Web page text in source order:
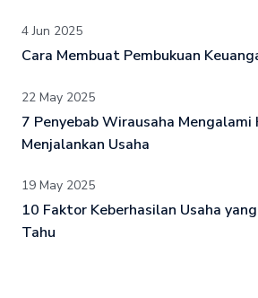
4 Jun 2025
Cara Membuat Pembukuan
22 May 2025
7 Penyebab Wirausaha
Menjalankan Usaha
19 May 2025
10 Faktor Keberhasilan Usaha
Tahu